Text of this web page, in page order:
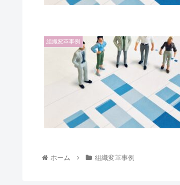
組織変革事例
ホーム 組織変革事例